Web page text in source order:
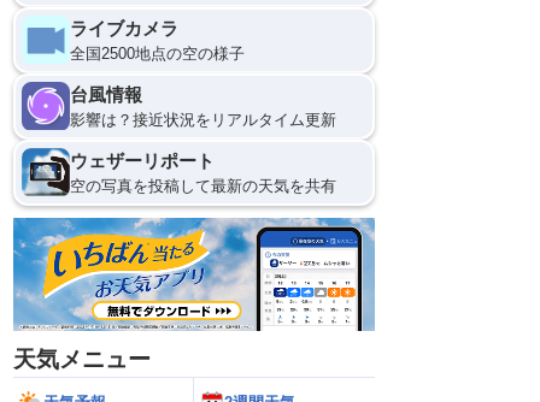
ライブカメラ
全国2500地点の空の様子
台風情報
影響は？接近状況をリアルタイム更新
ウェザーリポート
空の写真を投稿して最新の天気を共有
天気メニュー